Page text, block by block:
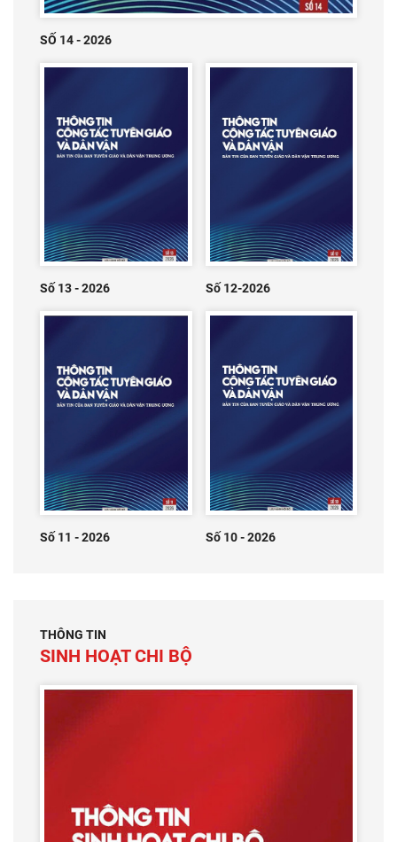
SỐ 14 - 2026
Số 13 - 2026 Số 12-2026
Số 11 - 2026 Số 10 - 2026
THÔNG TIN
SINH HOẠT CHI BỘ